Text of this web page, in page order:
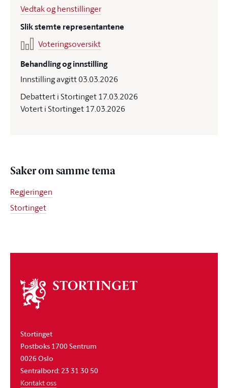
Vedtak og henstillinger
Slik stemte representantene
Voteringsoversikt
Behandling og innstilling
Innstilling avgitt 03.03.2026
Debattert i Stortinget 17.03.2026
Votert i Stortinget 17.03.2026
Saker om samme tema
Regjeringen
Stortinget
Om
stortinget
Stortinget
Postboks 1700 Sentrum
0026 Oslo
Sentralbord: 23 31 30 50
Kontakt oss